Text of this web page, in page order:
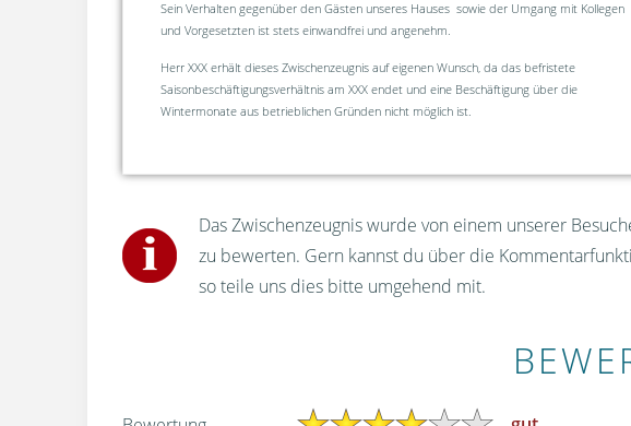
Sein Verhalten gegenüber den Gästen unseres Hauses sowie der Umgang mit Kollegen
und Vorgesetzten ist stets einwandfrei und angenehm.
Herr XXX erhält dieses Zwischenzeugnis auf eigenen Wunsch, da das befristete
Saisonbeschäftigungsverhältnis am XXX endet und eine Beschäftigung über die
Wintermonate aus betrieblichen Gründen nicht möglich ist.
Das Zwischenzeugnis wurde von einem unserer
zu bewerten. Gern kannst du über die
so teile uns dies bitte umgehend mit.